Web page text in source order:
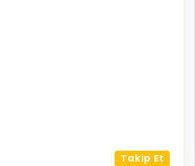
Takip Et